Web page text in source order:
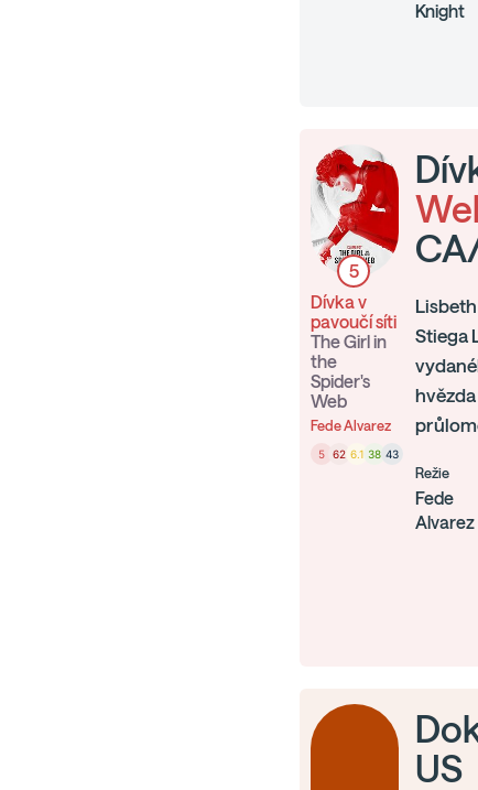
Knight
5
Dívka v
pavoučí síti
The Girl in
the
Spider's
Web
Fede Alvarez
5 62 6.1 38 43
Stiega
Režie
Fede
Alvarez
US